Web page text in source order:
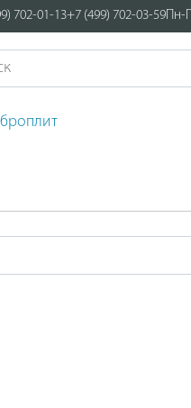
702-01-13+7 (499) 702-03-59Пн-